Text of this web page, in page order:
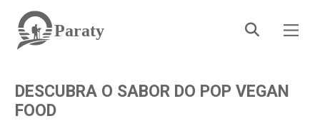
Paraty
DESCUBRA O SABOR DO POP VEGAN
FOOD